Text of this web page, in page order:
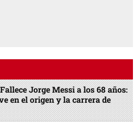
Fallece Jorge Messi a los 68 años:
en el origen y la carrera de